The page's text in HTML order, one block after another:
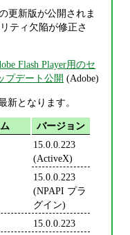
更新版が公開されま
ティ欠陥が修正さ
Flash Player用のセ
プデート公開 (Adobe)
新となります。
バージョン
15.0.0.223
(ActiveX)
15.0.0.223
(NPAPI プラ
グイン)
15.0.0.223